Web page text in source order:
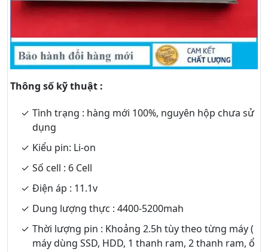
Thông số kỹ thuật :
Tình trạng : hàng mới 100%, nguyên hộp chưa sử
dụng
Kiểu pin: Li-on
Số cell : 6 Cell
Điện áp : 11.1v
Dung lượng thực : 4400-5200mah
Thời lượng pin : Khoảng 2.5h tùy theo từng máy (
máy dùng SSD, HDD, 1 thanh ram, 2 thanh ram, ổ